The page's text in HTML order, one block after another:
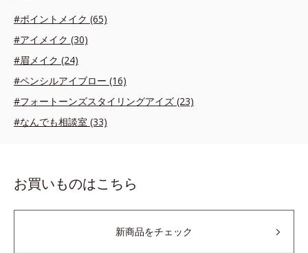
#ポイントメイク (65)
#アイメイク (30)
#眉メイク (24)
#ペンシルアイブロー (16)
#フォートーンズスタイリングアイズ (23)
#なんでも相談室 (33)
お買いものはこちら
新商品をチェック